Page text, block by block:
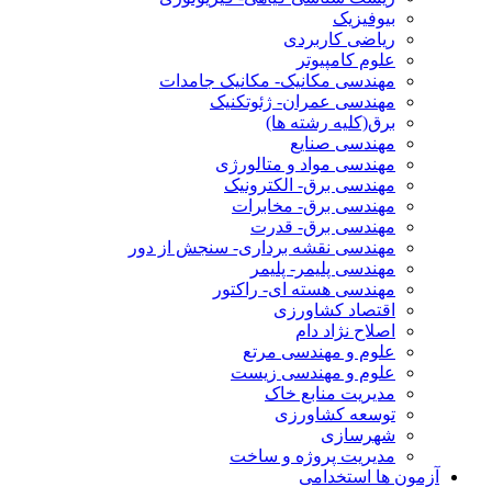
بیوفیزیک
ریاضی کاربردی
علوم کامپیوتر
مهندسی مکانیک- مکانیک جامدات
مهندسی عمران- ژئوتکنیک
برق(کلیه رشته ها)
مهندسی صنایع
مهندسی مواد و متالورژی
مهندسی برق- الکترونیک
مهندسی برق- مخابرات
مهندسی برق- قدرت
مهندسی نقشه برداری- سنجش از دور
مهندسی پلیمر- پلیمر
مهندسی هسته ای- راکتور
اقتصاد کشاورزی
اصلاح نژاد دام
علوم و مهندسی مرتع
علوم و مهندسی زیست
مدیریت منابع خاک
توسعه کشاورزی
شهرسازی
مدیریت پروژه و ساخت
آزمون ها استخدامی